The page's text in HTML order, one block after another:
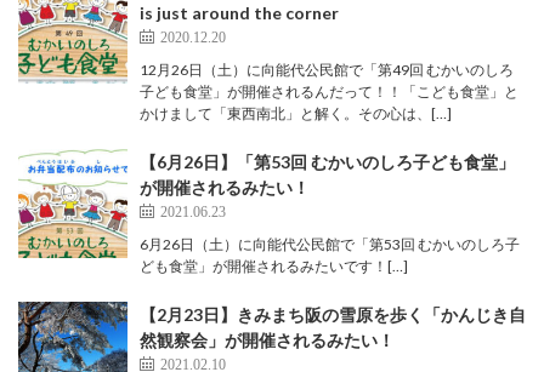
is just around the corner
2020.12.20
12月26日（土）に向能代公民館で「第49回 むかいのしろ
子ども食堂」が開催されるんだって！！「こども食堂」と
かけまして「東西南北」と解く。その心は、[…]
【6月26日】「第53回 むかいのしろ子ども食堂」
が開催されるみたい！
2021.06.23
6月26日（土）に向能代公民館で「第53回 むかいのしろ子
ども食堂」が開催されるみたいです！[…]
【2月23日】きみまち阪の雪原を歩く「かんじき自
然観察会」が開催されるみたい！
2021.02.10